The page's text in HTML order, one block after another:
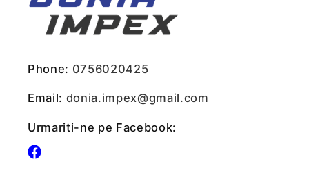
Phone: 0756020425
Email: donia.impex@gmail.com
Urmariti-ne pe Facebook:
Facebook